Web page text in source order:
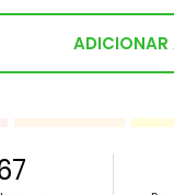
ADICIONAR